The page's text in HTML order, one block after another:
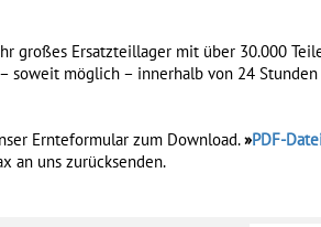
großes Ersatzteillager mit über 30.000
soweit möglich – innerhalb von 24
Ernteformular zum Download.»PDF-
an uns zurücksenden.